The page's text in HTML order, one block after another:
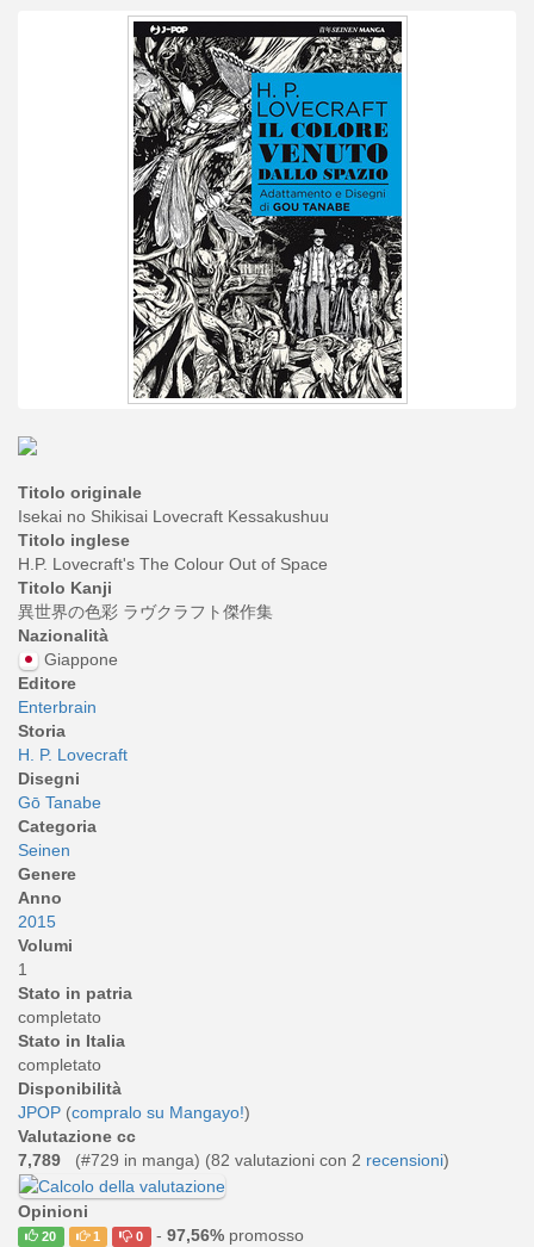
Titolo originale
Isekai no Shikisai Lovecraft Kessakushuu
Titolo inglese
H.P. Lovecraft's The Colour Out of Space
Titolo Kanji
異世界の色彩 ラヴクラフト傑作集
Nazionalità
Giappone
Editore
Enterbrain
Storia
H. P. Lovecraft
Disegni
Gō Tanabe
Categoria
Seinen
Genere
Anno
2015
Volumi
1
Stato in patria
completato
Stato in Italia
completato
Disponibilità
JPOP (compralo su Mangayo!)
Valutazione cc
7,789
(#729 in manga) (82 valutazioni con 2 recensioni)
Opinioni
20 1 0 - 97,56%promosso